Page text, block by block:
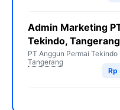
Admin Marketing
Tekindo, Tangerang
PT Anggun Permai Tekindo
Tangerang
Rp